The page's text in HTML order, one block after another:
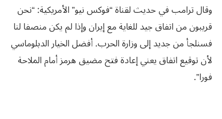
وقال ترامب في حديث لقناة “فوكس نيو” الأمريكية: “نحن
قريبون من اتفاق جيد للغاية مع إيران وإذا لم يكن منصفا لنا
فسنلجأ من جديد إلى وزارة الحرب. أفضل الخيار الدبلوماسي
لأن توقيع اتفاق يعني إعادة فتح مضيق هرمز أمام الملاحة
فورا”.